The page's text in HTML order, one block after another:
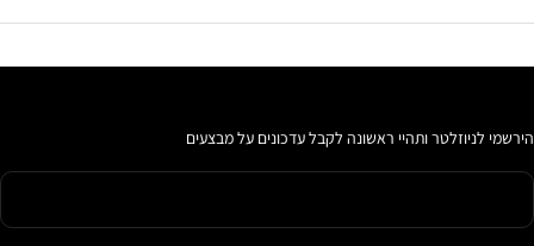
הירשמי לניוזלטר ותהיי ראשונה לקבל עדכונים על מבצעים